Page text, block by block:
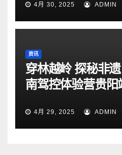
4月 30, 2025 ADMIN
资讯
穿林越岭 探秘非
南驾控体验营贵阳
4月 29, 2025 ADMIN